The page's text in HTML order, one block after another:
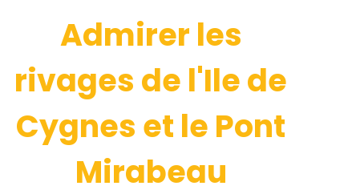
Admirer les
rivages de l'Ile de
Cygnes et le Pont
Mirabeau